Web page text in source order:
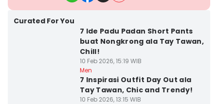
Curated For You
7 Ide Padu Padan Short Pants
buat Nongkrong ala Tay Tawan,
Chill!
10 Feb 2026, 15:19 WIB
Men
7 Inspirasi Outfit Day Out ala
Tay Tawan, Chic and Trendy!
10 Feb 2026, 13:15 WIB